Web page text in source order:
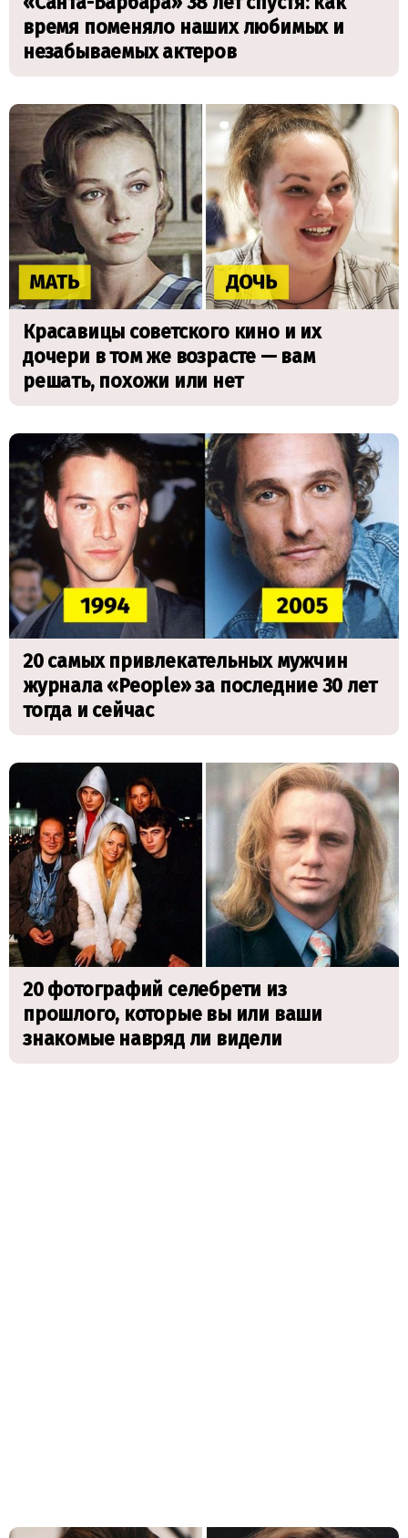
время поменяло наших любимых и
незабываемых актеров
Красавицы советского кино и их
дочери в том же возрасте — вам
решать, похожи или нет
20 самых привлекательных мужчин
журнала «People» за последние 30 лет
тогда и сейчас
20 фотографий селебрети из
прошлого, которые вы или ваши
знакомые навряд ли видели